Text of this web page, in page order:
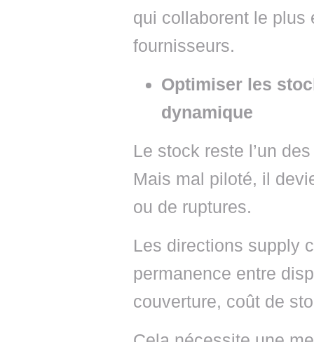
qui collaborent le plus
fournisseurs.
Optimiser les
dynamique
Le stock reste l’un
Mais mal piloté, il
ou de ruptures.
Les directions supply
permanence entre
couverture, coût de